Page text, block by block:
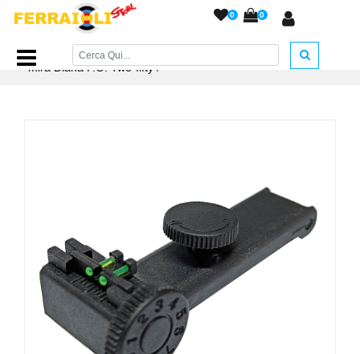
0 0
Home Page/RICAMBI/Tacche di Mira e Mirini/Tacca di
mira Diana F.O. Two-fifty/